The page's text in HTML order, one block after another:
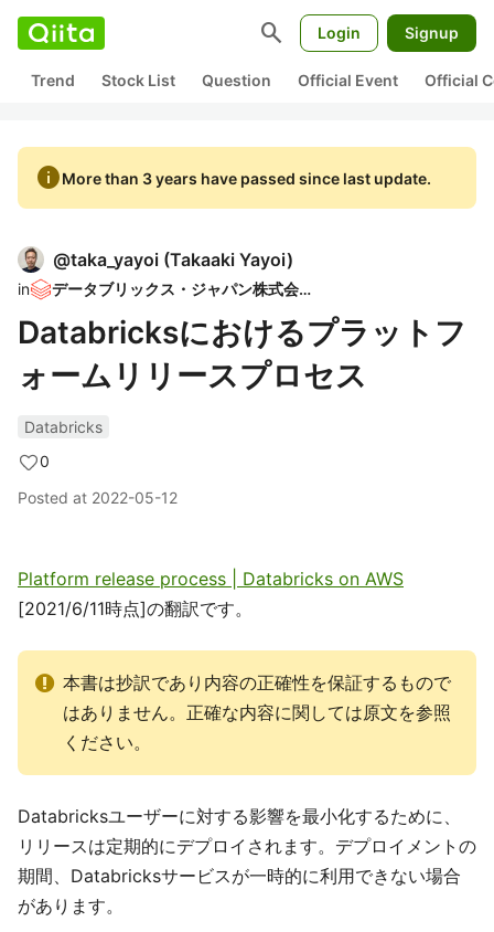
search Login Signup
Trend Stock List Question Official Event Official
infoMore than 3 years have passed since last update.
@taka_yayoi (Takaaki Yayoi)
in データブリックス・ジャパン株式会社
Databricksにおけるプラットフ
ォームリリースプロセス
Databricks
0
Posted at 2022-05-12
Platform release process | Databricks on AWS
[2021/6/11時点]の翻訳です。
本書は抄訳であり内容の正確性を保証するもので
はありません。正確な内容に関しては原文を参照
ください。
Databricksユーザーに対する影響を最小化するために、
リリースは定期的にデプロイされます。デプロイメントの
期間、Databricksサービスが一時的に利用できない場合
があります。